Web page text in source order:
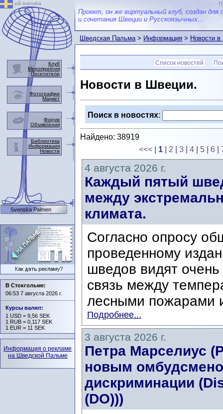
Проект, он же виртуальный клуб, создан для
и сочетания Швеции и Русскоязычных...
Шведская Пальма>Информация>Новости
Список новостей
Новости в Швеции.
Поиск в новостях:
Найдено: 38919
<<<
1 2 3 4 5 6
4 августа 2026 г.
Каждый пятый
между
климата.
Согласно опросу
проведенному
шведов видят
связь между
лесными пожарами
Подробнее...
3 августа 2026 г.
Петра Марселиус
новым
дискриминации
(DO)))
på svenska
Клуб
Мероприятия
Посетители
Фотографии
Маркет
Форум
Объявления
Библиотека
Информация
Новости
Svenska Palmen
В Стокгольме:
06:53 7 августа 2026 г.
Курсы валют:
1 USD = 9,56 SEK
1 RUB = 0,117 SEK
1 EUR = 11 SEK
Информация о рекламе
на Шведской Пальме